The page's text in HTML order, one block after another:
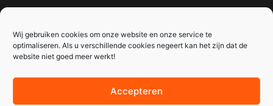
Wij gebruiken cookies om onze website en onze service te
optimaliseren. Als u verschillende cookies negeert kan het zijn dat de
website niet goed meer werkt!
Accepteren
☏ 0413-273052
✉ info@meerstickers.nl
Stuur een bericht